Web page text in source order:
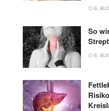
6.
So
6.